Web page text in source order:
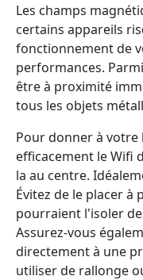
Les champs
certains appareils
fonctionnement de
performances.
être à proximité
tous les objets
Pour donner à votre
efficacement le Wifi
la au centre.
Évitez de le placer
pourraient l'isoler
Assurez-vous
directement à une
utiliser de rallonge